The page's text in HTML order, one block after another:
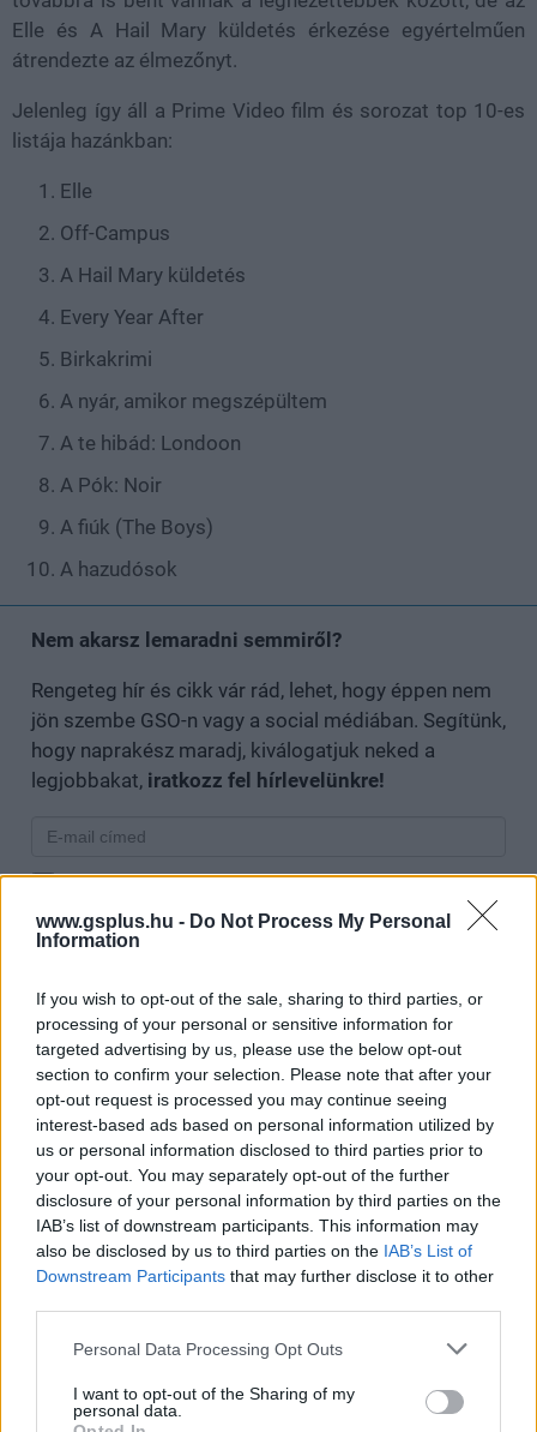
www.gsplus.hu - Do Not Process My Personal
Information
If you wish to opt-out of the sale, sharing to third parties, or
processing of your personal or sensitive information for
targeted advertising by us, please use the below opt-out
section to confirm your selection. Please note that after your
opt-out request is processed you may continue seeing
interest-based ads based on personal information utilized by
us or personal information disclosed to third parties prior to
your opt-out. You may separately opt-out of the further
disclosure of your personal information by third parties on the
IAB’s list of downstream participants. This information may
also be disclosed by us to third parties on the IAB’s List of
Downstream Participants that may further disclose it to other
Please note that this website/app uses one or more Google
not limited to your visit or usage behaviour. You may click to
grant or deny consent to Google and its third-party tags to
Personal Data Processing Opt Outs
I want to opt-out of the Sharing of my
personal data.
Elle és A Hail Mary küldetés érkezése egyértelműen
átrendezte az élmezőnyt.
Jelenleg így áll a Prime Video film és sorozat top 10-es
listája hazánkban:
Elle
Off-Campus
A Hail Mary küldetés
Every Year After
Birkakrimi
A nyár, amikor megszépültem
A te hibád: Londoon
A Pók: Noir
A fiúk (The Boys)
A hazudósok
Nem akarsz lemaradni semmiről?
Rengeteg hír és cikk vár rád, lehet, hogy éppen nem
jön szembe GSO-n vagy a social médiában. Segítünk,
hogy naprakész maradj, kiválogatjuk neked a
legjobbakat, iratkozz fel hírlevelünkre!
SMASH by Meló-Diák: Homok, zene és a nyár legjobb
hangulata – Jön a második forduló! (X)
Július végén folytatódik a balatoni strandröplabda-
sorozat.
Címkék: #prime video #toplista #streaming